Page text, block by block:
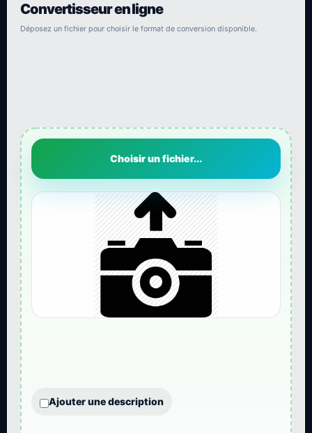
Convertisseur en ligne
Déposez un fichier pour choisir le format de conversion disponible.
Choisir un fichier...
Ajouter une description